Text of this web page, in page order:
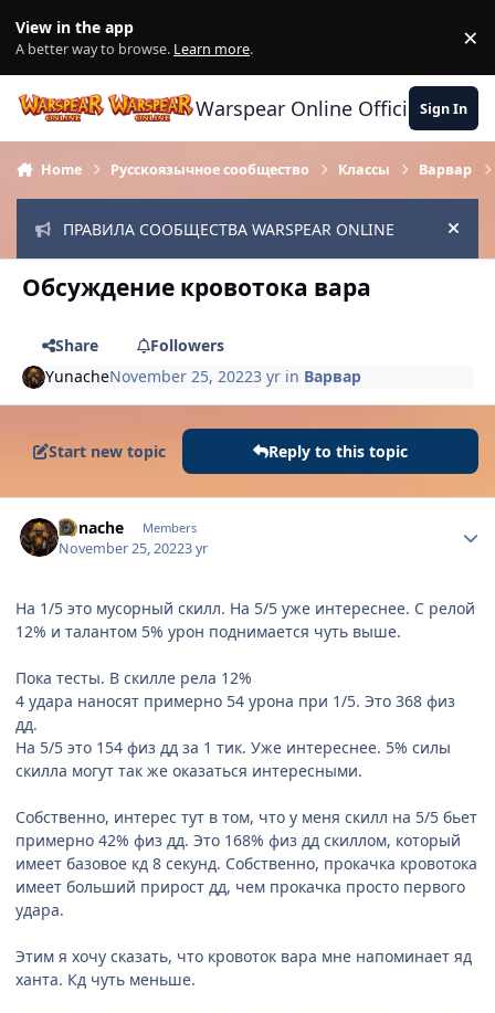
View in the app
A better way to browse. Learn more. ×
Warspear Online Official Forum
Sign In
Home Русскоязычное сообщество Классы Варвар
ПРАВИЛА СООБЩЕСТВА WARSPEAR ONLINE Hide
Обсуждение кровотока вара
Share
Followers
YunacheNovember 25, 20223 yr in Варвар
Start new topic Reply to this topic
Yunache Members
November 25, 20223 yr
На 1/5 это мусорный скилл. На 5/5 уже интереснее. С релой
12% и талантом 5% урон поднимается чуть выше.
Пока тесты. В скилле рела 12%
4 удара наносят примерно 54 урона при 1/5. Это 368 физ
дд.
На 5/5 это 154 физ дд за 1 тик. Уже интереснее. 5% силы
скилла могут так же оказаться интересными.
Собственно, интерес тут в том, что у меня скилл на 5/5 бьет
примерно 42% физ дд. Это 168% физ дд скиллом, который
имеет базовое кд 8 секунд. Собственно, прокачка кровотока
имеет больший прирост дд, чем прокачка просто первого
удара.
Этим я хочу сказать, что кровоток вара мне напоминает яд
ханта. Кд чуть меньше.